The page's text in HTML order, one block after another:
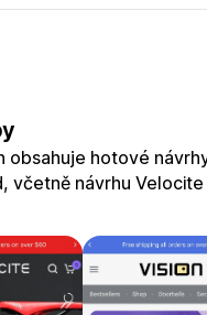
obsahuje hotové
včetně návrhu Velocite